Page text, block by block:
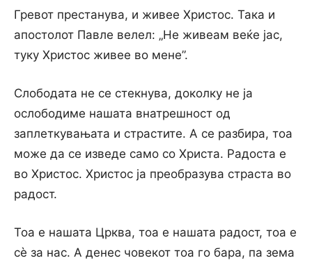
Гревот престанува, и живее Христос. Така и
апостолот Павле велел: „He живеам веќе јас,
туку Христос живее во мене”.
Слободата не се стекнува, доколку не ја
ослободиме нашата внатрешност од
заплеткувањата и страстите. A ce разбира, тоа
може да се изведе само co Христа. Радоста е
во Христос. Христос ја преобразува страста во
радост.
Тоа е нашата Црква, тоа е нашата радост, тоа е
сè за нас. А денес човекот тоа го бара, па зема